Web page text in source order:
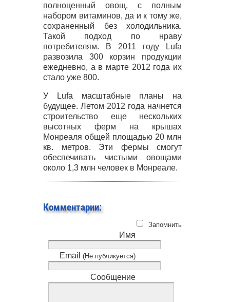
полноценный овощ, с полным
набором витаминов, да и к тому же,
сохраненный без холодильника.
Такой подход по нраву
потребителям. В 2011 году Lufa
развозила 300 корзин продукции
ежедневно, а в марте 2012 года их
стало уже 800.
У Lufa масштабные планы на
будущее. Летом 2012 года начнется
строительство еще нескольких
высотных ферм на крышах
Монреаля общей площадью 20 млн
кв. метров. Эти фермы смогут
обеспечивать чистыми овощами
около 1,3 млн человек в Монреале.
Комментарии:
Запомнить
Имя
Email (Не публикуется)
Сообщение